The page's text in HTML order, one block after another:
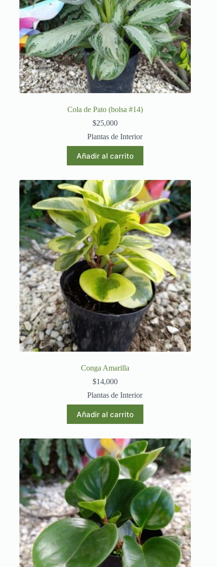
Cola de Pato (bolsa #14)
$25,000
Plantas de Interior
Añadir al carrito
Conga Amarilla
$14,000
Plantas de Interior
Añadir al carrito